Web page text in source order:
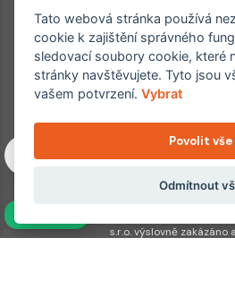
Copyright © 2011–2026
Machkova 1642/2, Praha 4,
Všechna práva vyhrazena. Jakékoliv
s.r.o. výslovně zakázáno
Tato webová stránka používá
cookie k zajištění správného
sledovací soubory cookie, které
stránky navštěvujete. Tyto jsou
vašem potvrzení.Vybrat
Povolit vše
Odmítnout